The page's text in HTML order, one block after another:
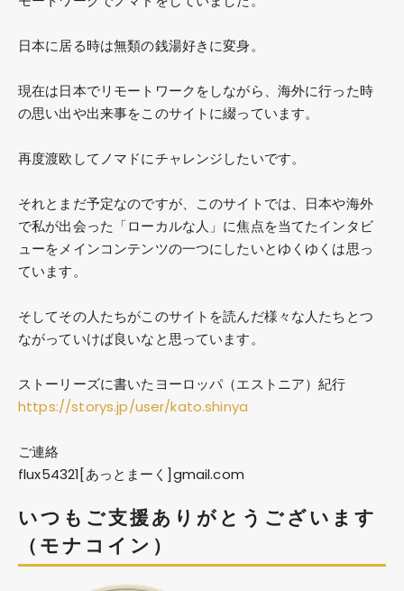
日本に居る時は無類の銭湯好きに変身。
現在は日本でリモートワークをしながら、海外に行った時
の思い出や出来事をこのサイトに綴っています。
再度渡欧してノマドにチャレンジしたいです。
それとまだ予定なのですが、このサイトでは、日本や海外
で私が出会った「ローカルな人」に焦点を当てたインタビ
ューをメインコンテンツの一つにしたいとゆくゆくは思っ
ています。
そしてその人たちがこのサイトを読んだ様々な人たちとつ
ながっていけば良いなと思っています。
ストーリーズに書いたヨーロッパ（エストニア）紀行
https://storys.jp/user/kato.shinya
ご連絡
flux54321[あっとまーく]gmail.com
いつもご支援ありがとうございます
（モナコイン）